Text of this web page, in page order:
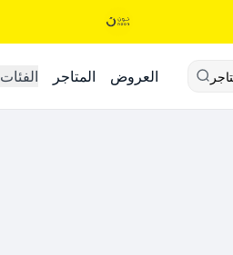
الفئات المتاجر العروض